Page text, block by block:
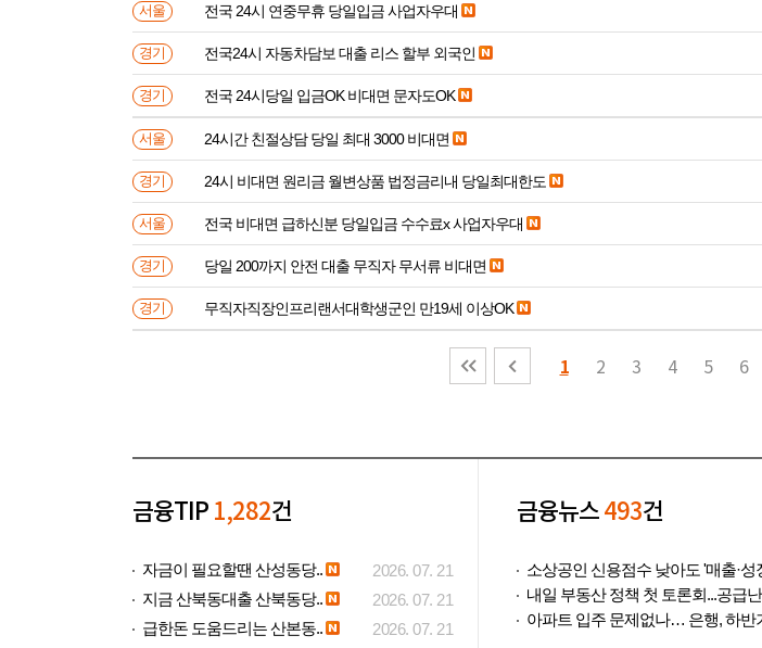
서울 전국 24시 연중무휴 당일입금 사업자우대
경기 전국24시 자동차담보 대출 리스 할부 외국인
경기 전국 24시당일 입금OK 비대면 문자도OK
서울 24시간 친절상담 당일 최대 3000 비대면
경기 24시 비대면 원리금 월변상품 법정금리내 당일최대한도
서울 전국 비대면 급하신분 당일입금 수수료x 사업자우대
경기 당일 200까지 안전 대출 무직자 무서류 비대면
경기 무직자직장인프리랜서대학생군인 만19세 이상OK
1 2 3 4 5 6
금융TIP 1,282건
자금이 필요할땐 산성동당..
2026. 07. 21
지금 산북동대출 산북동당..
2026. 07. 21
급한돈 도움드리는 산본동..
2026. 07. 21
금융뉴스493건
내일 부동산 정책 첫 토론회...공급